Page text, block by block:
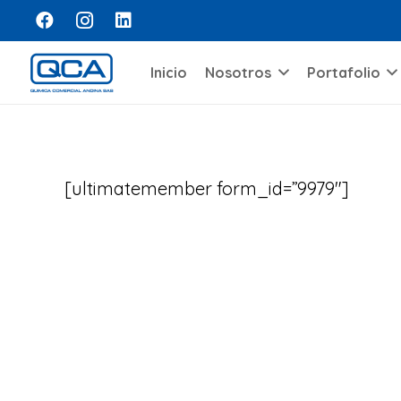
Inicio Nosotros Portafolio
[ultimatemember form_id=”9979″]